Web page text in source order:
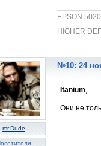
EPSON
HIGHER
mr.Dude
№10: 24
Itanium
Они не